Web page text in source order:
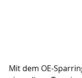
Mit dem OE-